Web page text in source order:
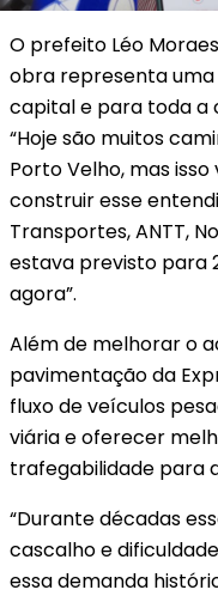
O prefeito Léo
obra representa
capital e para toda a
“Hoje são muitos
Porto Velho, mas
construir esse
Transportes, ANTT,
estava previsto para
agora”.
Além de melhorar o
pavimentação da
fluxo de veículos
viária e oferecer
trafegabilidade para
“Durante décadas
cascalho e
essa demanda